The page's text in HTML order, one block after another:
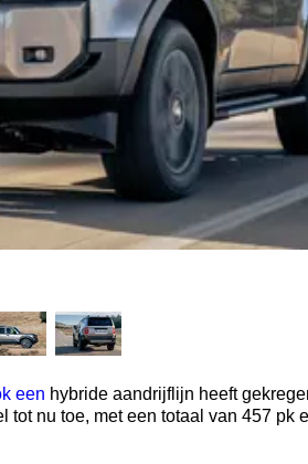
een hybride aandrijflijn heeft
nu toe, met een totaal van 457 pk